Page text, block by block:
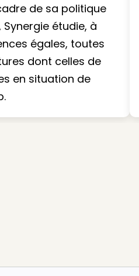
de sa politique
Synergie étudie, à
égales, toutes
dont celles de
en situation de